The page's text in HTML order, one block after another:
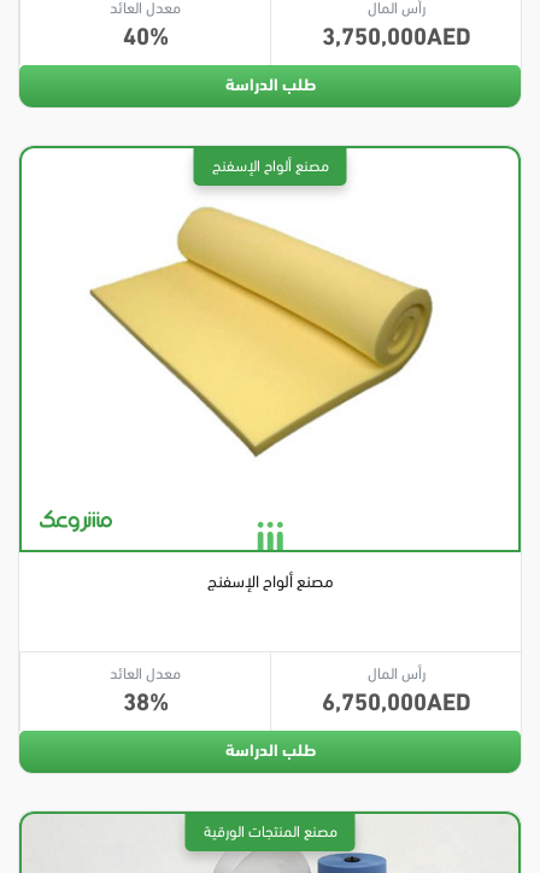
رأس المال
3,750,000
معدل العائد
40
طلب الدراسة
مصنع ألواح الإسفنج
رأس المال
6,750,000
معدل العائد
38
طلب الدراسة